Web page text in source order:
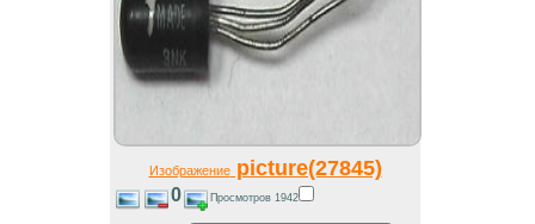
Изображениеpicture(27845)
0 Просмотров 1942